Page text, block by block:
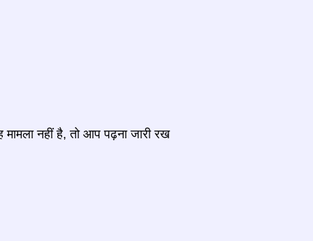
नहीं है, तो आप पढ़ना जारी रख